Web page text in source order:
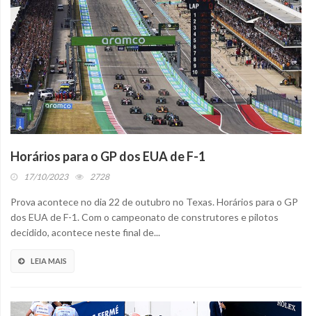
Horários para o GP dos EUA de F-1
17/10/2023 2728
Prova acontece no dia 22 de outubro no Texas. Horários para o GP
dos EUA de F-1. Com o campeonato de construtores e pilotos
decidido, acontece neste final de...
LEIA MAIS